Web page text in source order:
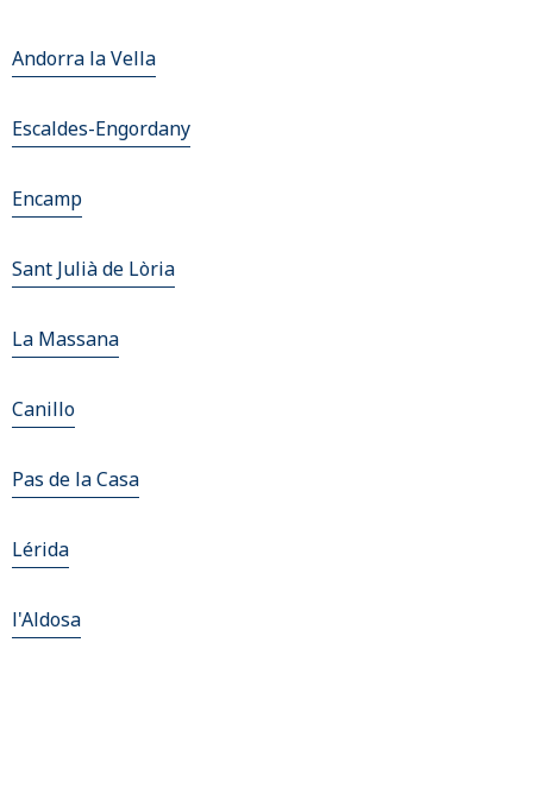
Andorra la Vella
Escaldes-Engordany
Encamp
Sant Julià de Lòria
La Massana
Canillo
Pas de la Casa
Lérida
l'Aldosa